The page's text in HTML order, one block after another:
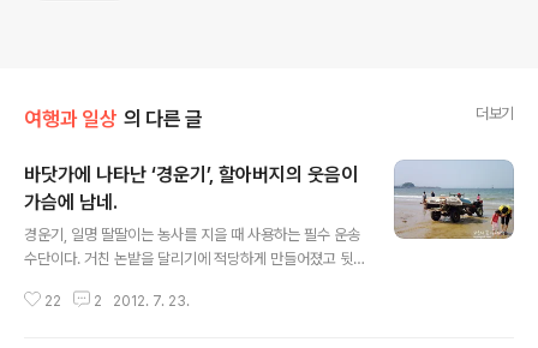
여행과 일상 의 다른 글 더보기
바닷가에 나타난 ‘경운기’, 할아버지의 웃음이
가슴에 남네.
경운기, 일명 딸딸이는 농사를 지을 때 사용하는 필수 운송
수단이다. 거친 논밭을 달리기에 적당하게 만들어졌고 뒷
운기가 바닷가에서도 필요하다면 무엇을 위해서일까? 지
22 2 2012. 7. 23.